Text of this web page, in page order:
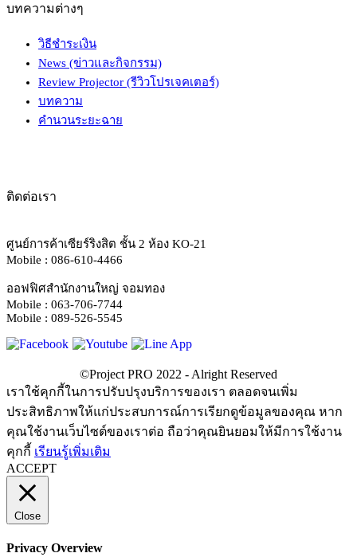
บทความต่างๆ
วิธีชำระเงิน
News (ข่าวและกิจกรรม)
Review Projector (รีวิวโปรเจคเตอร์)
บทความ
คำนวนระยะฉาย
ติดต่อเรา
ศูนย์การค้าเซียร์ริงสิต ชั้น 2 ห้อง KO-21
Mobile : 086-610-4466
ออฟฟิศสำนักงานใหญ่ จอมทอง
Mobile : 063-706-7744
Mobile : 089-526-5545
เราใช้คุกกี้ในการปรับปรุงบริการของเรา ตลอดจนเพิ่ม
ประสิทธิภาพให้แก่ประสบการณ์การเรียกดูข้อมูลของคุณ หาก
คุณใช้งานเว็บไซต์ของเราต่อ ถือว่าคุณยินยอมให้มีการใช้งาน
คุกกี้ เรียนรู้เพิ่มเติม
ACCEPT
Close
Privacy Overview